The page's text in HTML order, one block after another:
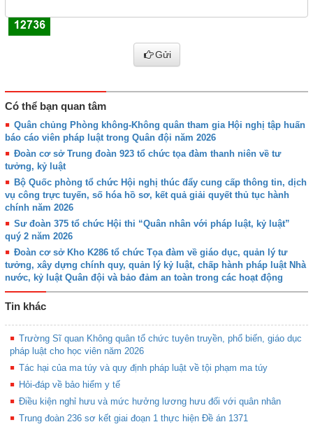
Gửi
Có thể bạn quan tâm
Quân chủng Phòng không-Không quân tham gia Hội nghị tập huấn
báo cáo viên pháp luật trong Quân đội năm 2026
Đoàn cơ sở Trung đoàn 923 tổ chức tọa đàm thanh niên về tư
tưởng, kỷ luật
Bộ Quốc phòng tổ chức Hội nghị thúc đẩy cung cấp thông tin, dịch
vụ công trực tuyến, số hóa hồ sơ, kết quả giải quyết thủ tục hành
chính năm 2026
Sư đoàn 375 tổ chức Hội thi “Quân nhân với pháp luật, kỷ luật”
quý 2 năm 2026
Đoàn cơ sở Kho K286 tổ chức Tọa đàm về giáo dục, quản lý tư
tưởng, xây dựng chính quy, quản lý kỷ luật, chấp hành pháp luật Nhà
nước, kỷ luật Quân đội và bảo đảm an toàn trong các hoạt động
Tin khác
Trường Sĩ quan Không quân tổ chức tuyên truyền, phổ biến, giáo dục
pháp luật cho học viên năm 2026
Tác hại của ma túy và quy định pháp luật về tội phạm ma túy
Hỏi-đáp về bảo hiểm y tế
Điều kiện nghỉ hưu và mức hưởng lương hưu đối với quân nhân
Trung đoàn 236 sơ kết giai đoạn 1 thực hiện Đề án 1371